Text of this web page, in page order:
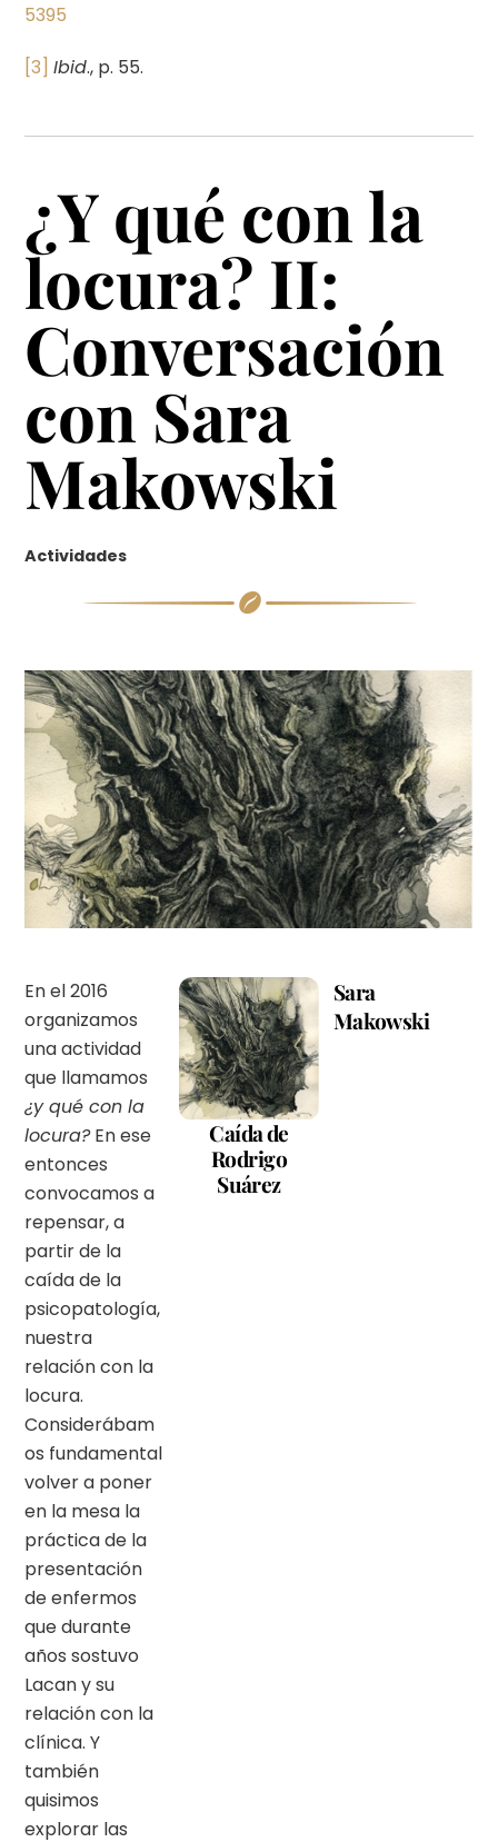
5395
[3] Ibid., p. 55.
¿Y qué con la
locura? II:
Conversación
con Sara
Makowski
Actividades
En el 2016
organizamos
una actividad
que llamamos
¿y qué con la
locura?En ese
entonces
convocamos a
repensar, a
partir de la
caída de la
psicopatología,
nuestra
relación con la
locura.
Considerábam
os fundamental
volver a poner
en la mesa la
práctica de la
presentación
de enfermos
que durante
años sostuvo
Lacan y su
relación con la
clínica. Y
también
quisimos
explorar las
Caída de
Rodrigo
Suárez
Sara
Makowski